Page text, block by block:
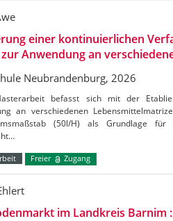
einer kontinuierlichen
Anwendung an
Neubrandenburg, 2026
befasst sich mit der
an verschiedenen
(50l/H) als Grundlage
Freier Zugang
im Landkreis Barnim